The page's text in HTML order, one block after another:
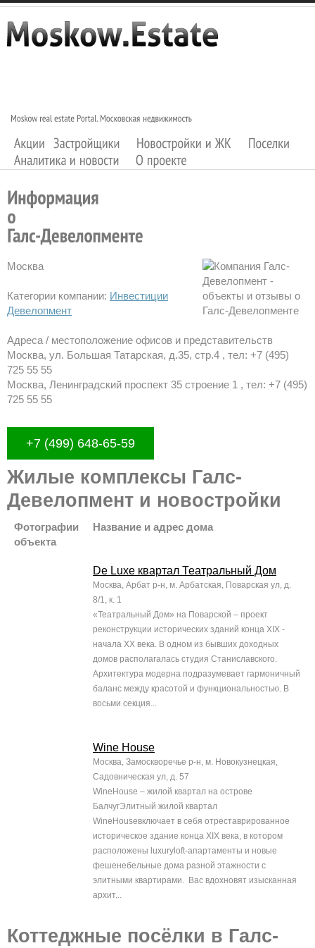
Москва
Категории компании: Инвестиции
Девелопмент
Адреса / местоположение офисов и представительств
Москва, ул. Большая Татарская, д.35, стр.4 , тел: +7 (495)
725 55 55
Москва, Ленинградский проспект 35 строение 1 , тел: +7 (495)
725 55 55
+7 (499) 648-65-59
Жилые комплексы Галс-
Девелопмент и новостройки
Фотографии
объекта
Название и адрес дома
De Luxe квартал Театральный Дом
Москва, Арбат р-н, м. Арбатская, Поварская ул, д.
8/1, к. 1
«Театральный Дом» на Поварской – проект
реконструкции исторических зданий конца XIX -
начала XX века. В одном из бывших доходных
домов располагалась студия Станиславского.
Архитектура модерна подразумевает гармоничный
баланс между красотой и функциональностью. В
восьми секция...
Wine House
Москва, Замоскворечье р-н, м. Новокузнецкая,
Садовническая ул, д. 57
WineHouse – жилой квартал на острове
БалчугЭлитный жилой квартал
WineHouseвключает в себя отреставрированное
историческое здание конца XIX века, в котором
расположены luxuryloft-апартаменты и новые
фешенебельные дома разной этажности с
элитными квартирами. Вас вдохновят изысканная
архит...
Коттеджные посёлки в Галс-